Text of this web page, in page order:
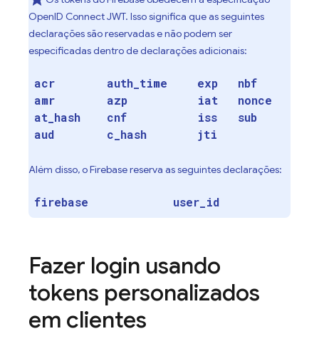
OpenID Connect JWT. Isso significa que as seguintes
declarações são reservadas e não podem ser
especificadas dentro de declarações adicionais:
acr
amr
at hash
aud
auth time
azp
cnf
c hash
exp
iat
iss
jti
nbf
nonce
sub
Além disso, o Firebase reserva as seguintes declarações:
firebase user id
Fazer login usando
tokens personalizados
em clientes